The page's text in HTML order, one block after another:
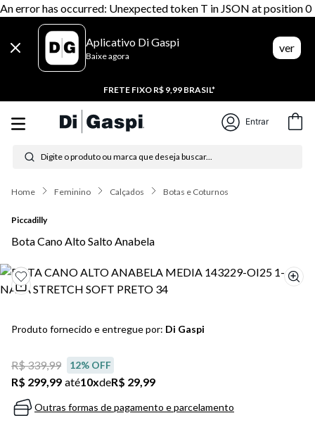
An error has occurred: Unexpected token T in JSON at position 0
Aplicativo Di Gaspi
Baixe agora
ver
20% CASHBACK
Entrar
Digite o produto ou marca que deseja buscar...
Feminino Calçados Botas e Coturnos
Piccadilly
Bota Cano Alto Salto Anabela
Produto fornecido e entregue por: Di Gaspi
R$ 339,99 12% OFF
R$ 299,99 até10xdeR$ 29,99
Outras formas de pagamento e parcelamento
Termos mais buscados
1º tênis feminino
4º tênis masculino
7º jeans
8º salto